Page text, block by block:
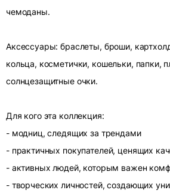
чемоданы.
Аксессуары: браслеты, броши,
кольца, косметички, кошельки, папки,
солнцезащитные очки.
Для кого эта коллекция:
- модниц, следящих за трендами
- практичных покупателей, ценящих
- активных людей, которым важен
- творческих личностей, создающих